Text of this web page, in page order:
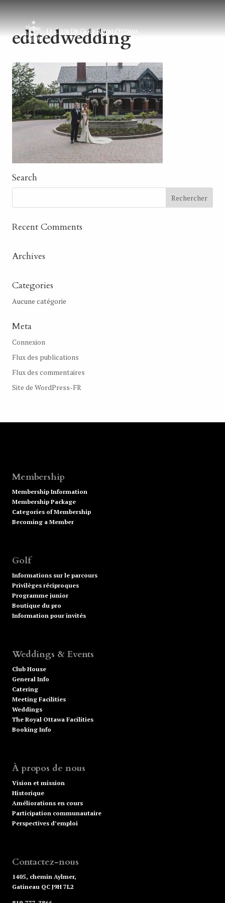
editedwedding
Search
Recent Comments
Archives
Categories
Aucune catégorie
Meta
Connexion
Flux des publications
Flux des commentaires
Site de WordPress-FR
Membership
Membership Information
Membership Package
Categories of Membership
Becoming a Member
Golf
Informations sur le parcours
Privilèges réciproques
Programme junior
Boutique du pro
Information pour invités
Weddings & Events
Club House
General Info
Catering
Meeting Facilities
Weddings
The Royal Ottawa Facilities
Booking Info
À propos de nous
Vision et mission
Historique
Améliorations en cours
Participation communautaire
Perspectives d’emploi
Contactez-nous
1405, chemin Aylmer,
Gatineau QC J9H 7L2